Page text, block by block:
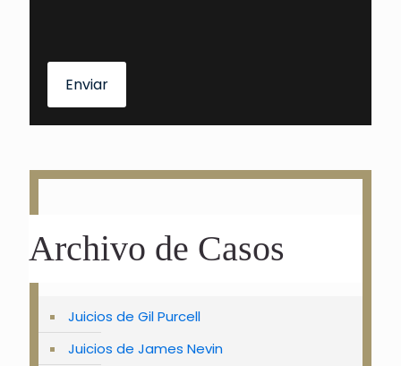
Enviar
Archivo de Casos
Juicios de Gil Purcell
Juicios de James Nevin